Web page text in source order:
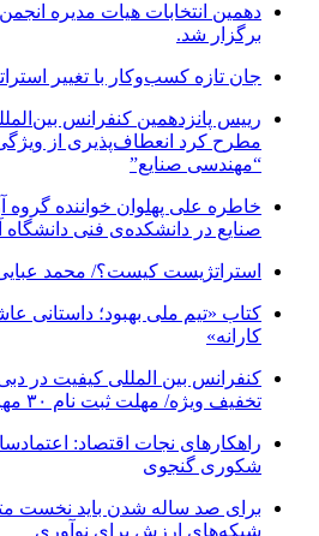
دهمین انتخابات هیات مدیره
برگزار شد.
جان تازه کسب‌وکار با تغییر
رییس پانزدهمین کنفرانس
مطرح کرد انعطاف‌پذیری از
“مهندسی صنایع”
خاطره علی پهلوان خواننده گروه
صنایع در دانشکده‌ی فنی دانشگاه
استراتژیست کیست؟‬/ محمد
کتاب «تیم ملی بهبود؛ داستانی
کارانه»
تخفیف ویژه/ مهلت ثبت نام ۳۰ مهر
راهکارهای نجات اقتصاد:
شکوری گنجوی
برای صد ساله شدن باید نخست
شبکه‌های ارزش برای نوآوری